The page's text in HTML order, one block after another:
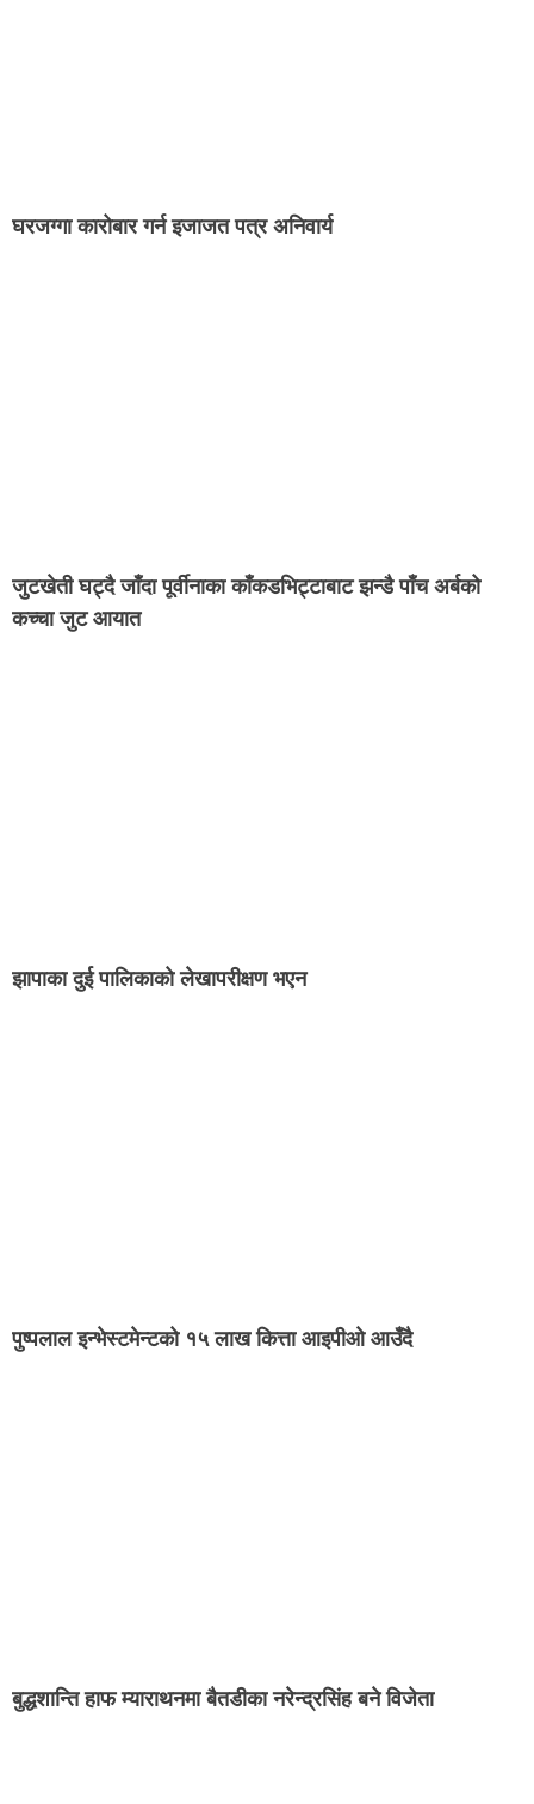
घरजग्गा कारोबार गर्न इजाजत पत्र अनिवार्य
जुटखेती घट्दै जाँदा पूर्वीनाका काँकडभिट्टाबाट झन्डै पाँच अर्बको
कच्चा जुट आयात
झापाका दुई पालिकाको लेखापरीक्षण भएन
पुष्पलाल इन्भेस्टमेन्टको १५ लाख कित्ता आइपीओ आउँदै
बुद्धशान्ति हाफ म्याराथनमा बैतडीका नरेन्द्रसिंह बने विजेता